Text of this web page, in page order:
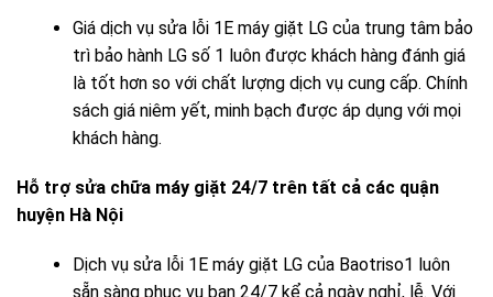
Giá dịch vụ sửa lỗi 1E máy giặt LG của trung tâm bảo
trì bảo hành LG số 1 luôn được khách hàng đánh giá
là tốt hơn so với chất lượng dịch vụ cung cấp. Chính
sách giá niêm yết, minh bạch được áp dụng với mọi
khách hàng.
Hỗ trợ sửa chữa máy giặt 24/7 trên tất cả các quận
huyện Hà Nội
Dịch vụ sửa lỗi 1E máy giặt LG của Baotriso1 luôn
sẵn sàng phục vụ bạn 24/7 kể cả ngày nghỉ, lễ. Với